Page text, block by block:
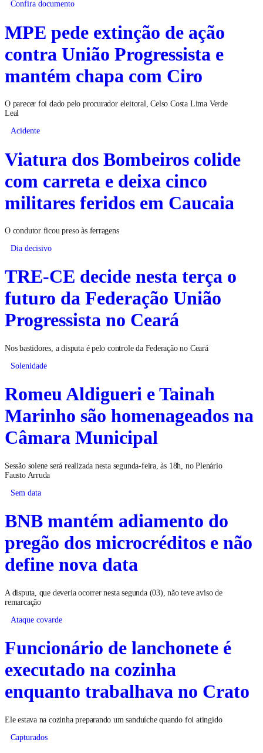
Confira documento
MPE pede extinção de ação
contra União Progressista e
mantém chapa com Ciro
O parecer foi dado pelo procurador eleitoral, Celso Costa Lima Verde
Leal
Acidente
Viatura dos Bombeiros colide
com carreta e deixa cinco
militares feridos em Caucaia
O condutor ficou preso às ferragens
Dia decisivo
TRE-CE decide nesta terça o
futuro da Federação União
Progressista no Ceará
Nos bastidores, a disputa é pelo controle da Federação no Ceará
Solenidade
Romeu Aldigueri e Tainah
Marinho são homenageados na
Câmara Municipal
Sessão solene será realizada nesta segunda-feira, às 18h, no Plenário
Fausto Arruda
Sem data
BNB mantém adiamento do
pregão dos microcréditos e não
define nova data
A disputa, que deveria ocorrer nesta segunda (03), não teve aviso de
remarcação
Ataque covarde
Funcionário de lanchonete é
executado na cozinha
enquanto trabalhava no Crato
Ele estava na cozinha preparando um sanduíche quando foi atingido
Capturados